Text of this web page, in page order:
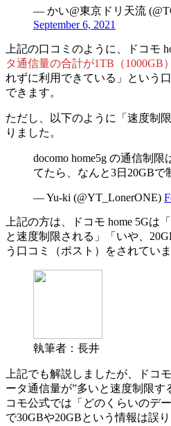
— かい@東京ドリ天流
September 6, 2021
上記の口コミのように、 ドコモ
タ通信量の合計が1TB（1000GB
れずに利用できている」
という
できます。
ただし、以下のように「速度制
りました。
docomo home5g の通信制
てたら、なんと3日20GBで
— Yu-ki (@YT_LonerONE)
上記の方は、ドコモ home 5Gは
と速度制限される」「いや、
う口コミ（ポスト）をされてい
執筆者：長井
上記でも解説しましたが、ドコ
ータ通信量が”多いと速度制限す
コモ公式では「どのくらいのデ
で30GBや20GBという情報は誤り